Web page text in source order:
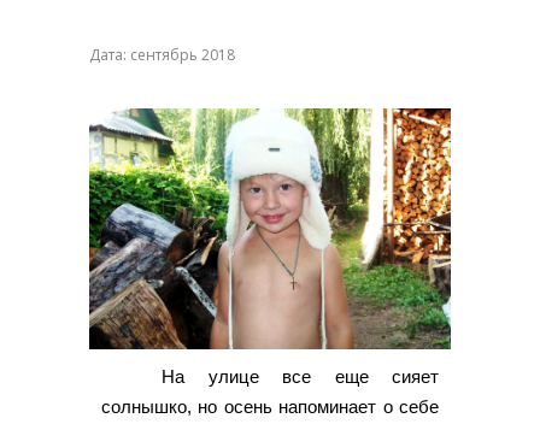
Дата: сентябрь 2018
На улице все еще сияет
солнышко, но осень напоминает о себе